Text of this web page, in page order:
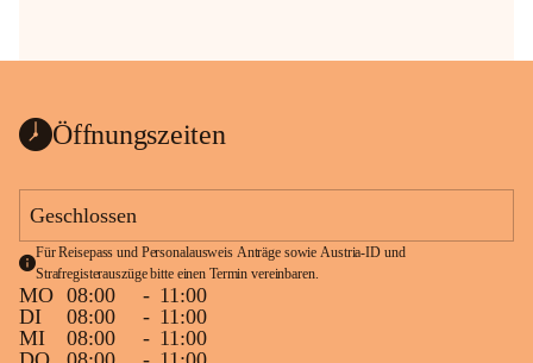
Öffnungszeiten
Geschlossen
Für Reisepass und Personalausweis Anträge sowie Austria-ID und
Strafregisterauszüge bitte einen Termin vereinbaren.
MO 08:00 - 11:00
DI
08:00 - 11:00
MI
08:00 - 11:00